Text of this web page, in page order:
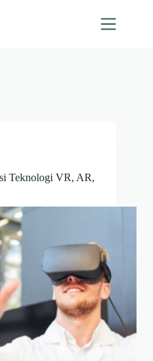
Teknologi VR, AR,